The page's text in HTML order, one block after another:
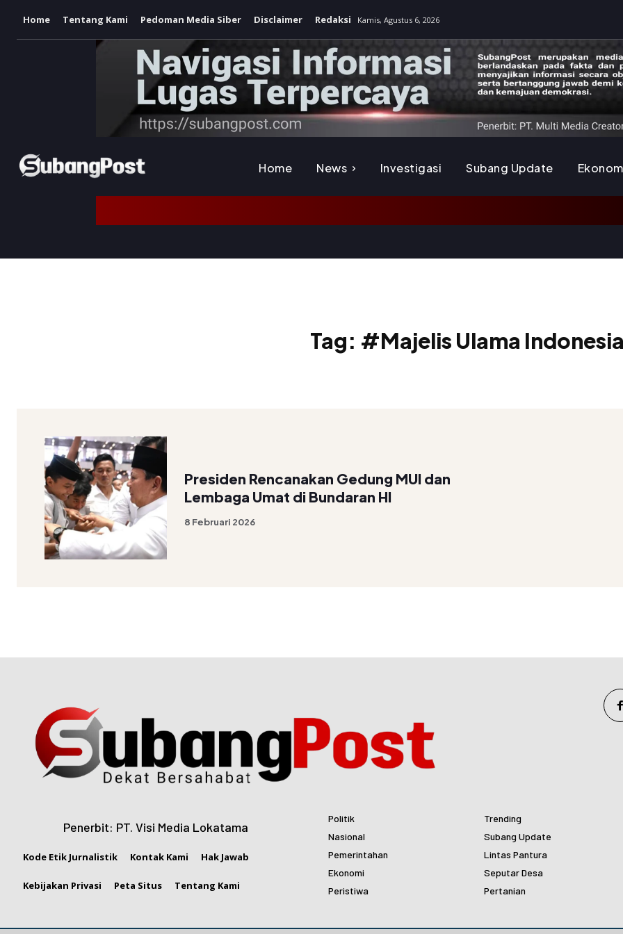
Home Tentang Kami Pedoman Media Siber Disclaimer Redaksi Kamis, Agustus 6, 2026
Home News Investigasi Subang Update
Tag: #Majelis Ulama
Presiden Rencanakan Gedung MUI dan
Lembaga Umat di Bundaran HI
8 Februari 2026
Penerbit: PT. Visi Media Lokatama
Kode Etik Jurnalistik Kontak Kami Hak Jawab
Kebijakan Privasi Peta Situs Tentang Kami
Politik
Nasional
Pemerintahan
Ekonomi
Peristiwa
Trending
Subang Update
Lintas Pantura
Seputar Desa
Pertanian